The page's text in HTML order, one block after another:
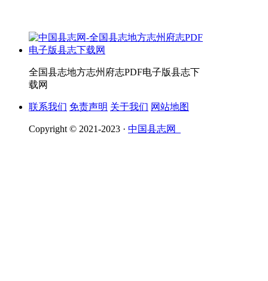
全国县志地方志州府志PDF电子版县志下
载网
联系我们 免责声明 关于我们 网站地图
Copyright © 2021-2023 · 中国县志网